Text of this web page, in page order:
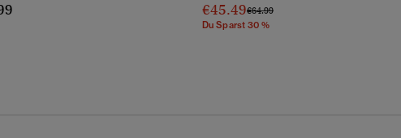
€45.49Preis Wurde Reduziert Von
€64.99Bis
Du Sparst 30 %